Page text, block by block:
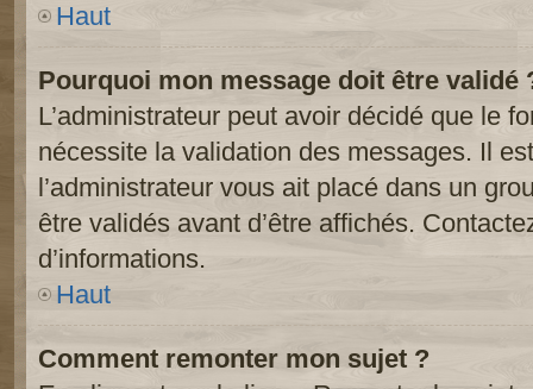
Haut
Pourquoi mon message doit être validé
L’administrateur peut avoir décidé que le
nécessite la validation des messages. Il
l’administrateur vous ait placé dans un
être validés avant d’être affichés.
d’informations.
Haut
Comment remonter mon sujet ?